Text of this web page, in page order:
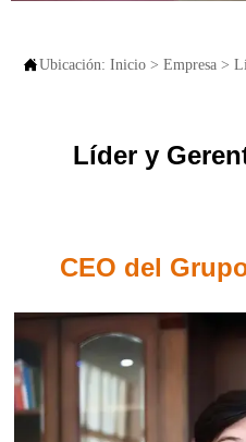
Ubicación: Inicio > Empresa >
Líder y
CEO del